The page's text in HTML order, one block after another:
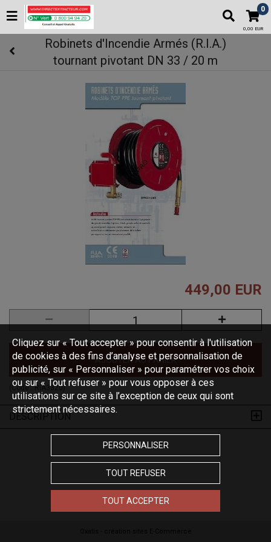
0
0,00 EUR
Robinets d'Incendie Armés (R.I.A.)
tournant pivotant DN 33 / 20 m
449,00 EUR
AJOUTER AU PANIER
(Code :RIA3320)
DESCRIPTION
Cliquez sur « Tout accepter » pour consentir à l'utilisation
de cookies à des fins d’analyse et personnalisation de
publicité, sur « Personnaliser » pour paramétrer vos choix
ou sur « Tout refuser » pour vous opposer à ces
utilisations sur ce site à l’exception de ceux qui sont
strictement nécessaires.
PERSONNALISER
TOUT REFUSER
TOUT ACCEPTER